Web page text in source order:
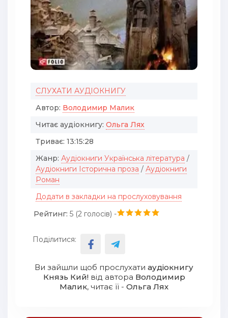
СЛУХАТИ АУДІОКНИГУ
Автор: Володимир Малик
Читає аудіокнигу: Ольга Лях
Триває: 13:15:28
Жанр: Аудіокниги Українська література /
Аудіокниги Історична проза / Аудіокниги
Роман
Додати в закладки на прослуховування
Рейтинг: 5 (2 голосів) -
Поділитися:
Ви зайшли щоб прослухати аудіокнигу
Князь Кий!від автора Володимир
Малик, читає її - Ольга Лях